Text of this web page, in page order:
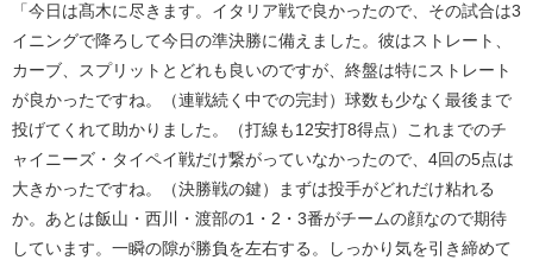
「今日は髙木に尽きます。イタリア戦で良かったので、その試合は3
イニングで降ろして今日の準決勝に備えました。彼はストレート、
カーブ、スプリットとどれも良いのですが、終盤は特にストレート
が良かったですね。（連戦続く中での完封）球数も少なく最後まで
投げてくれて助かりました。（打線も12安打8得点）これまでのチ
ャイニーズ・タイペイ戦だけ繋がっていなかったので、4回の5点は
大きかったですね。（決勝戦の鍵）まずは投手がどれだけ粘れる
か。あとは飯山・西川・渡部の1・2・3番がチームの顔なので期待
しています。一瞬の隙が勝負を左右する。しっかり気を引き締めて